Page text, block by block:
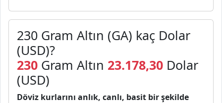
230 Gram Altın (GA) kaç Dolar
(USD)?
230 Gram Altın 23.178,30 Dolar
(USD)
Döviz kurlarını anlık, canlı, basit bir şekilde